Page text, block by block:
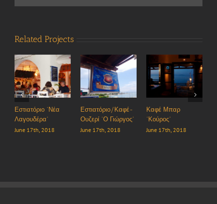
Related Projects
Εστιατόριο/Καφέ-
Ουζερί “Ο Γιώργος”
June 17th, 2018
Καφέ Μπαρ
“Κούρος”
June 17th, 2018
Καφέ-Μπαρ “Α”
June 17th, 2018